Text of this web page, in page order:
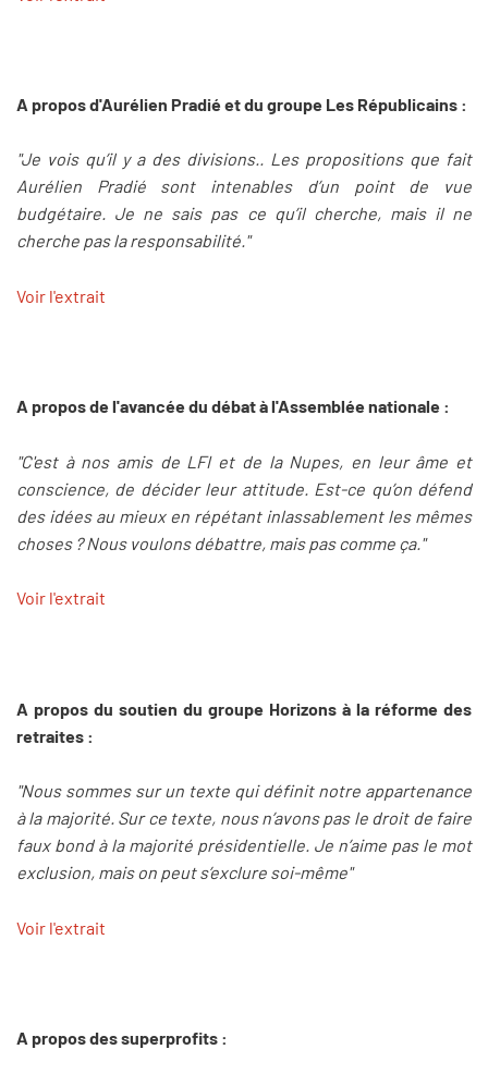
A propos d'Aurélien Pradié et du groupe Les Républicains :
"Je vois qu’il y a des divisions.. Les propositions que fait
Aurélien Pradié sont intenables d’un point de vue
budgétaire. Je ne sais pas ce qu’il cherche, mais il ne
cherche pas la responsabilité."
Voir l'extrait
A propos de l'avancée du débat à l'Assemblée nationale :
"C'est à nos amis de LFI et de la Nupes, en leur âme et
conscience, de décider leur attitude. Est-ce qu’on défend
des idées au mieux en répétant inlassablement les mêmes
choses ? Nous voulons débattre, mais pas comme ça."
Voir l'extrait
A propos du soutien du groupe Horizons à la réforme des
retraites :
"Nous sommes sur un texte qui définit notre appartenance
à la majorité. Sur ce texte, nous n’avons pas le droit de faire
faux bond à la majorité présidentielle. Je n’aime pas le mot
exclusion, mais on peut s’exclure soi-même"
Voir l'extrait
A propos des superprofits :